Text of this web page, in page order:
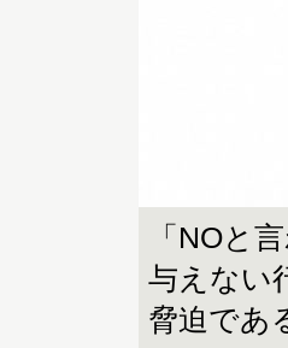
「NOと
与えない
脅迫であ